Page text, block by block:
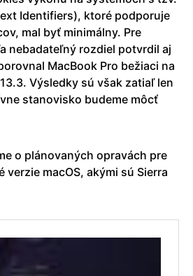
Identifiers), ktoré podporuje
mal byť minimálny. Pre
nebadateľný rozdiel potvrdil aj
MacBook Pro bežiaci na
Výsledky sú však zatiaľ len
stanovisko budeme môcť
o plánovaných opravách pre
macOS, akými sú Sierra